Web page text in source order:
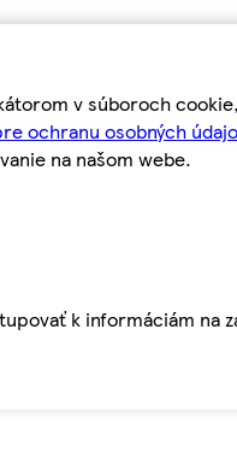
v súboroch
ochranu osobných
na našom webe.
k informáciám na